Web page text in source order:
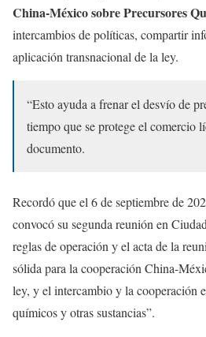
China-México sobre Precursores
intercambios de políticas, compartir
aplicación transnacional de la ley.
“Esto ayuda a frenar el desvío de
tiempo que se protege el comercio
documento.
Recordó que el 6 de septiembre de
convocó su segunda reunión en
reglas de operación y el acta de la
sólida para la cooperación China-
ley, y el intercambio y la cooperación
químicos y otras sustancias”.